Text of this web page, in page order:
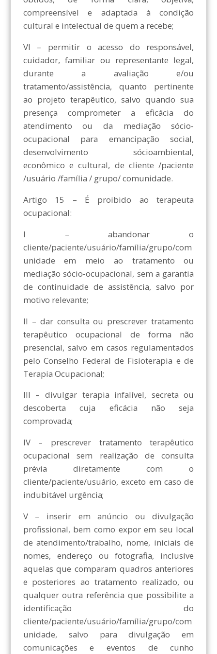
compreensível e adaptada à condição
cultural e intelectual de quem a recebe;
VI – permitir o acesso do responsável,
cuidador, familiar ou representante legal,
durante a avaliação e/ou
tratamento/assistência, quanto pertinente
ao projeto terapêutico, salvo quando sua
presença comprometer a eficácia do
atendimento ou da mediação sócio-
ocupacional para emancipação social,
desenvolvimento sócioambiental,
econômico e cultural, de cliente /paciente
/usuário /família / grupo/ comunidade.
Artigo 15 – É proibido ao terapeuta
ocupacional:
I – abandonar o
cliente/paciente/usuário/família/grupo/com
unidade em meio ao tratamento ou
mediação sócio-ocupacional, sem a garantia
de continuidade de assistência, salvo por
motivo relevante;
II – dar consulta ou prescrever tratamento
terapêutico ocupacional de forma não
presencial, salvo em casos regulamentados
pelo Conselho Federal de Fisioterapia e de
Terapia Ocupacional;
III – divulgar terapia infalível, secreta ou
descoberta cuja eficácia não seja
comprovada;
IV – prescrever tratamento terapêutico
ocupacional sem realização de consulta
prévia diretamente com o
cliente/paciente/usuário, exceto em caso de
indubitável urgência;
V – inserir em anúncio ou divulgação
profissional, bem como expor em seu local
de atendimento/trabalho, nome, iniciais de
nomes, endereço ou fotografia, inclusive
aquelas que comparam quadros anteriores
e posteriores ao tratamento realizado, ou
qualquer outra referência que possibilite a
identificação do
cliente/paciente/usuário/família/grupo/com
unidade, salvo para divulgação em
comunicações e eventos de cunho